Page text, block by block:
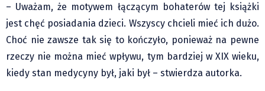
– Uważam, że motywem łączącym bohaterów tej książki
jest chęć posiadania dzieci. Wszyscy chcieli mieć ich dużo.
Choć nie zawsze tak się to kończyło, ponieważ na pewne
rzeczy nie można mieć wpływu, tym bardziej w XIX wieku,
kiedy stan medycyny był, jaki był – stwierdza autorka.